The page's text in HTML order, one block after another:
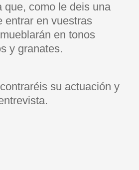
que, como le deis una
entrar en vuestras
en tonos
y granates.
su actuación y